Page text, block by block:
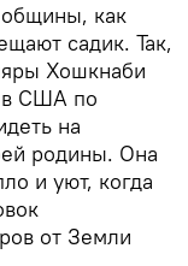
как
садик. Так,
Хошкнаби
в США по
на
родины. Она
и уют, когда
от Земли